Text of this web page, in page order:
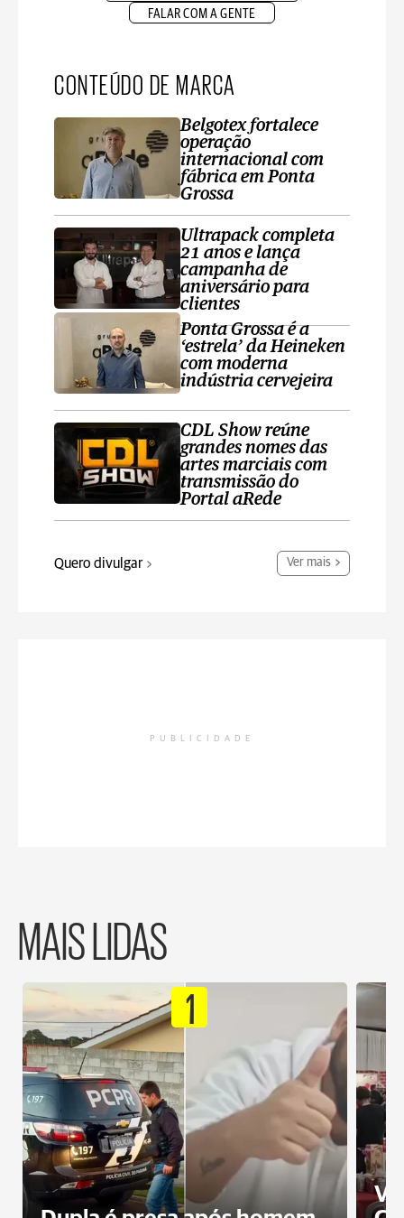
FALAR COM A GENTE
CONTEÚDO DE MARCA
Belgotex fortalece
operação
internacional com
fábrica em Ponta
Grossa
Ultrapack completa
21 anos e lança
campanha de
aniversário para
clientes
Ponta Grossa é a
‘estrela’ da Heineken
com moderna
indústria cervejeira
CDL Show reúne
grandes nomes das
artes marciais com
transmissão do
Portal aRede
Quero divulgar Ver mais
PUBLICIDADE
MAIS LIDAS
1